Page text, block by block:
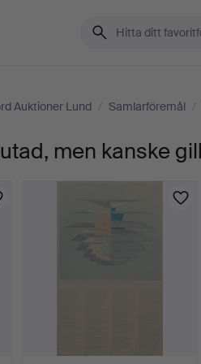
Auktioner Lund / Samlarföremål /
men kanske